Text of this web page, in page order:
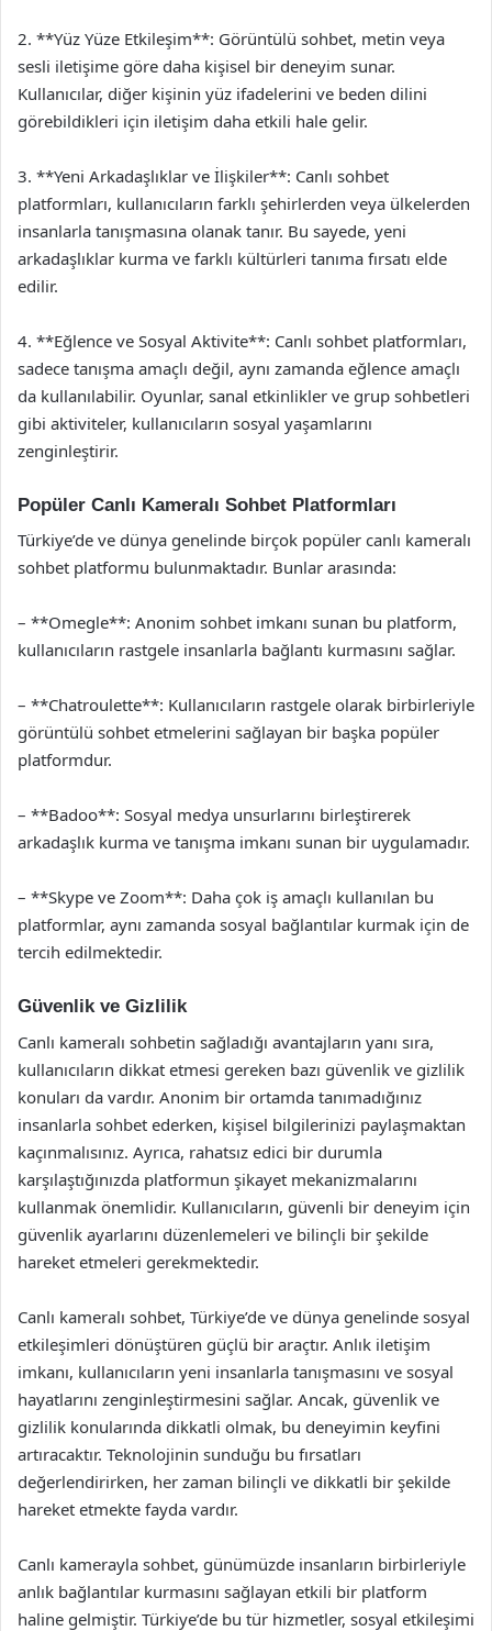
2. **Yüz Yüze Etkileşim**: Görüntülü sohbet, metin veya
sesli iletişime göre daha kişisel bir deneyim sunar.
Kullanıcılar, diğer kişinin yüz ifadelerini ve beden dilini
görebildikleri için iletişim daha etkili hale gelir.
3. **Yeni Arkadaşlıklar ve İlişkiler**: Canlı sohbet
platformları, kullanıcıların farklı şehirlerden veya ülkelerden
insanlarla tanışmasına olanak tanır. Bu sayede, yeni
arkadaşlıklar kurma ve farklı kültürleri tanıma fırsatı elde
edilir.
4. **Eğlence ve Sosyal Aktivite**: Canlı sohbet platformları,
sadece tanışma amaçlı değil, aynı zamanda eğlence amaçlı
da kullanılabilir. Oyunlar, sanal etkinlikler ve grup sohbetleri
gibi aktiviteler, kullanıcıların sosyal yaşamlarını
zenginleştirir.
Popüler Canlı Kameralı Sohbet Platformları
Türkiye’de ve dünya genelinde birçok popüler canlı kameralı
sohbet platformu bulunmaktadır. Bunlar arasında:
– **Omegle**: Anonim sohbet imkanı sunan bu platform,
kullanıcıların rastgele insanlarla bağlantı kurmasını sağlar.
– **Chatroulette**: Kullanıcıların rastgele olarak birbirleriyle
görüntülü sohbet etmelerini sağlayan bir başka popüler
platformdur.
– **Badoo**: Sosyal medya unsurlarını birleştirerek
arkadaşlık kurma ve tanışma imkanı sunan bir uygulamadır.
– **Skype ve Zoom**: Daha çok iş amaçlı kullanılan bu
platformlar, aynı zamanda sosyal bağlantılar kurmak için de
tercih edilmektedir.
Güvenlik ve Gizlilik
Canlı kameralı sohbetin sağladığı avantajların yanı sıra,
kullanıcıların dikkat etmesi gereken bazı güvenlik ve gizlilik
konuları da vardır. Anonim bir ortamda tanımadığınız
insanlarla sohbet ederken, kişisel bilgilerinizi paylaşmaktan
kaçınmalısınız. Ayrıca, rahatsız edici bir durumla
karşılaştığınızda platformun şikayet mekanizmalarını
kullanmak önemlidir. Kullanıcıların, güvenli bir deneyim için
güvenlik ayarlarını düzenlemeleri ve bilinçli bir şekilde
hareket etmeleri gerekmektedir.
Canlı kameralı sohbet, Türkiye’de ve dünya genelinde sosyal
etkileşimleri dönüştüren güçlü bir araçtır. Anlık iletişim
imkanı, kullanıcıların yeni insanlarla tanışmasını ve sosyal
hayatlarını zenginleştirmesini sağlar. Ancak, güvenlik ve
gizlilik konularında dikkatli olmak, bu deneyimin keyfini
artıracaktır. Teknolojinin sunduğu bu fırsatları
değerlendirirken, her zaman bilinçli ve dikkatli bir şekilde
hareket etmekte fayda vardır.
Canlı kamerayla sohbet, günümüzde insanların birbirleriyle
anlık bağlantılar kurmasını sağlayan etkili bir platform
haline gelmiştir. Türkiye’de bu tür hizmetler, sosyal etkileşimi